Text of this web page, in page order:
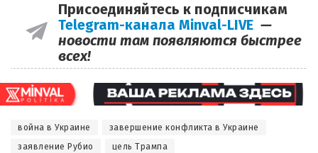
Присоединяйтесь к подписчикам
Telegram-канала Minval-LIVE —
новости там появляются быстрее
всех!
война в Украине
завершение конфликта в Украине
заявление Рубио
цель Трампа